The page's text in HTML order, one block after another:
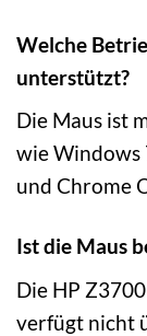
Welche
unterstützt?
Die Maus ist
wie Windows
und Chrome
Ist die Maus
Die HP
verfügt nicht